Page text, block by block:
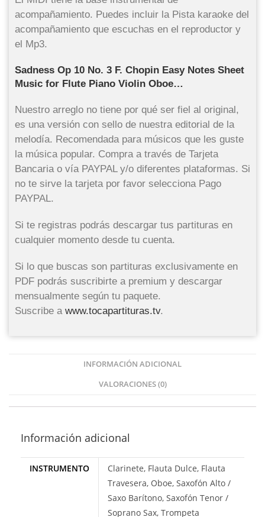
acompañamiento. Puedes incluir la Pista karaoke del
acompañamiento que escuchas en el reproductor y
el Mp3.
Sadness Op 10 No. 3 F. Chopin Easy Notes Sheet
Music for Flute Piano Violin Oboe…
Nuestro arreglo no tiene por qué ser fiel al original,
es una versión con sello de nuestra editorial de la
melodía. Recomendada para músicos que les guste
la música popular. Compra a través de Tarjeta
Bancaria o vía PAYPAL y/o diferentes plataformas. Si
no te sirve la tarjeta por favor selecciona Pago
PAYPAL.
Si te registras podrás descargar tus partituras en
cualquier momento desde tu cuenta.
Si lo que buscas son partituras exclusivamente en
PDF podrás suscribirte a premium y descargar
mensualmente según tu paquete.
Suscribe a www.tocapartituras.tv.
INFORMACIÓN ADICIONAL
VALORACIONES (0)
Información adicional
INSTRUMENTO
Clarinete, Flauta Dulce, Flauta
Travesera, Oboe, Saxofón Alto /
Saxo Barítono, Saxofón Tenor /
Soprano Sax, Trompeta